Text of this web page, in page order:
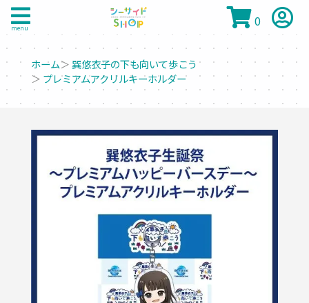
menu 0
ホーム＞巽悠衣子の下も向いて歩こう
＞ プレミアムアクリルキーホルダー